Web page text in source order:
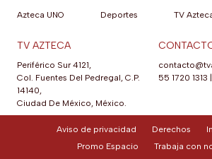
Azteca UNO
Deportes
TV
TV AZTECA
Periférico Sur 4121,
Col. Fuentes Del Pedregal, C.P.
14140,
Ciudad De México, México.
55 1720 1313
Aviso de privacidad Derechos
Promo Espacio
Trabaja con